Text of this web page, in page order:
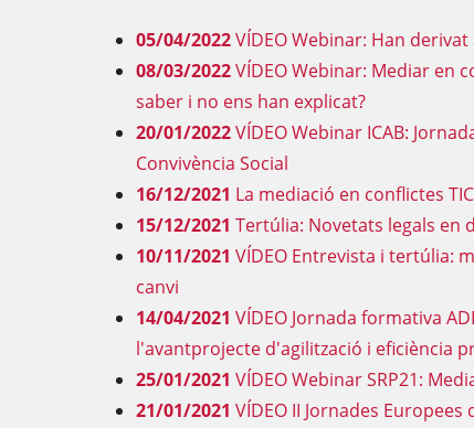
05/04/2022VÍDEO Webinar: Han
08/03/2022VÍDEO Webinar: Mediar en
saber i no ens han explicat?
20/01/2022VÍDEO Webinar ICAB:
Convivència Social
16/12/2021 La mediació en conflictes
15/12/2021 Tertúlia: Novetats legals en
10/11/2021 VÍDEO Entrevista i tertúlia:
canvi
14/04/2021 VÍDEO Jornada formativa
l'avantprojecte d'agilització i eficiència
25/01/2021 VÍDEO Webinar SRP21:
21/01/2021 VÍDEO II Jornades